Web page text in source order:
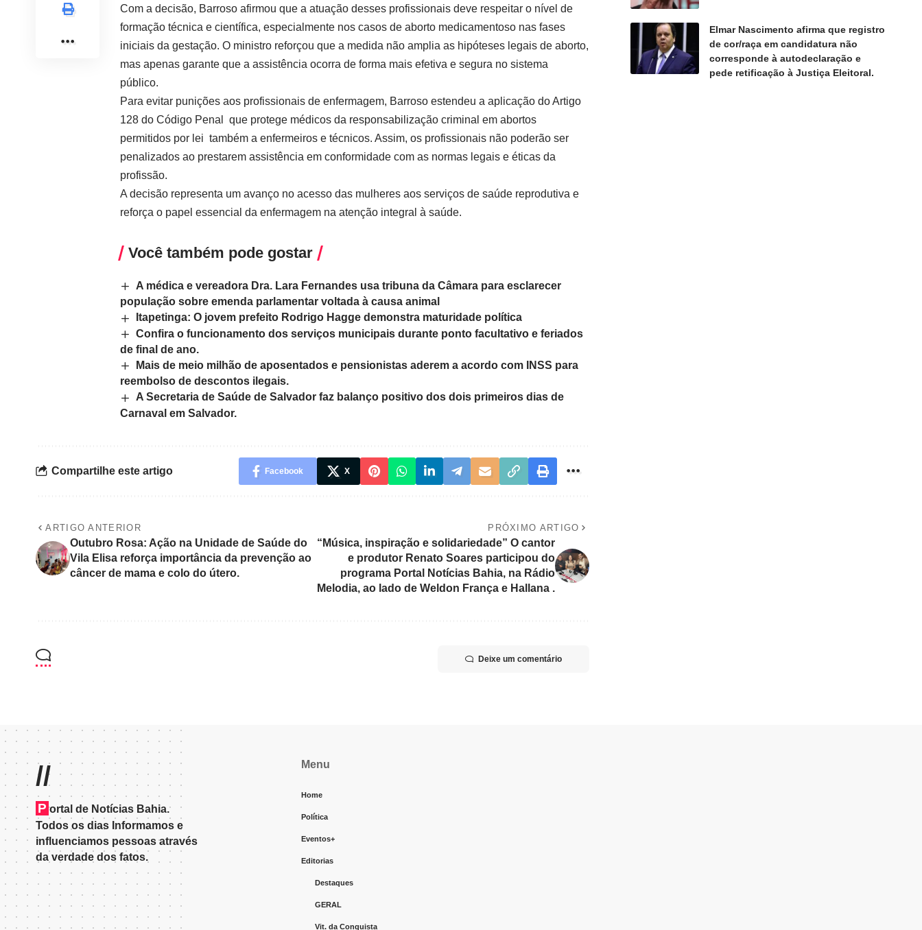
Com a decisão, Barroso afirmou que a atuação desses profissionais deve respeitar o nível de
formação técnica e científica, especialmente nos casos de aborto medicamentoso nas fases
iniciais da gestação. O ministro reforçou que a medida não amplia as hipóteses legais de aborto,
mas apenas garante que a assistência ocorra de forma mais efetiva e segura no sistema
público.
Para evitar punições aos profissionais de enfermagem, Barroso estendeu a aplicação do Artigo
128 do Código Penal que protege médicos da responsabilização criminal em abortos
permitidos por lei também a enfermeiros e técnicos. Assim, os profissionais não poderão ser
penalizados ao prestarem assistência em conformidade com as normas legais e éticas da
profissão.
A decisão representa um avanço no acesso das mulheres aos serviços de saúde reprodutiva e
reforça o papel essencial da enfermagem na atenção integral à saúde.
Você também pode gostar
A médica e vereadora Dra. Lara Fernandes usa tribuna da Câmara para esclarecer
população sobre emenda parlamentar voltada à causa animal
Itapetinga: O jovem prefeito Rodrigo Hagge demonstra maturidade política
Confira o funcionamento dos serviços municipais durante ponto facultativo e feriados
de final de ano.
Mais de meio milhão de aposentados e pensionistas aderem a acordo com INSS para
reembolso de descontos ilegais.
A Secretaria de Saúde de Salvador faz balanço positivo dos dois primeiros dias de
Carnaval em Salvador.
Compartilhe este artigo Facebook X
ARTIGO ANTERIOR
Outubro Rosa: Ação na Unidade de Saúde do
Vila Elisa reforça importância da prevenção ao
câncer de mama e colo do útero.
PRÓXIMO ARTIGO
“Música, inspiração e solidariedade” O cantor
e produtor Renato Soares participou do
programa Portal Notícias Bahia, na Rádio
Melodia, ao lado de Weldon França e Hallana .
Deixe um comentário
Elmar Nascimento afirma que registro
de cor/raça em candidatura não
corresponde à autodeclaração e
pede retificação à Justiça Eleitoral.
//
P ortal de Notícias Bahia.
Todos os dias Informamos e
influenciamos pessoas através
da verdade dos fatos.
Menu
Home
Política
Eventos+
Editorias
Destaques
GERAL
Vit. da Conquista